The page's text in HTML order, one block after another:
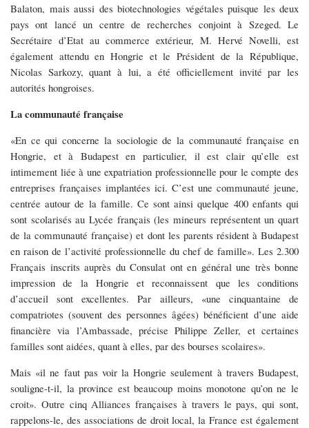
Balaton, mais aussi des biotechnologies végétales puisque les deux
pays ont lancé un centre de recherches conjoint à Szeged. Le
Secrétaire d’Etat au commerce extérieur, M. Hervé Novelli, est
également attendu en Hongrie et le Président de la République,
Nicolas Sarkozy, quant à lui, a été officiellement invité par les
autorités hongroises.
La communauté française
«En ce qui concerne la sociologie de la communauté française en
Hongrie, et à Budapest en particulier, il est clair qu’elle est
intimement liée à une expatriation professionnelle pour le compte des
entreprises françaises implantées ici. C’est une communauté jeune,
centrée autour de la famille. Ce sont ainsi quelque 400 enfants qui
sont scolarisés au Lycée français (les mineurs représentent un quart
de la communauté française) et dont les parents résident à Budapest
en raison de l’activité professionnelle du chef de famille». Les 2.300
Français inscrits auprès du Consulat ont en général une très bonne
impression de la Hongrie et reconnaissent que les conditions
d’accueil sont excellentes. Par ailleurs, «une cinquantaine de
compatriotes (souvent des personnes âgées) bénéficient d’une aide
financière via l’Ambassade, précise Philippe Zeller, et certaines
familles sont aidées, quant à elles, par des bourses scolaires».
Mais «il ne faut pas voir la Hongrie seulement à travers Budapest,
souligne-t-il, la province est beaucoup moins monotone qu’on ne le
croit». Outre cinq Alliances françaises à travers le pays, qui sont,
rappelons-le, des associations de droit local, la France est également